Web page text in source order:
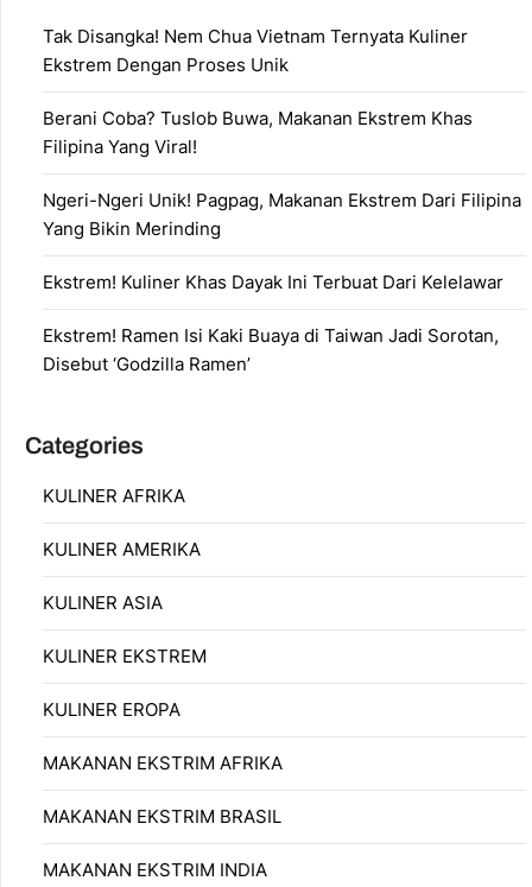
Tak Disangka! Nem Chua Vietnam Ternyata Kuliner
Ekstrem Dengan Proses Unik
Berani Coba? Tuslob Buwa, Makanan Ekstrem Khas
Filipina Yang Viral!
Ngeri-Ngeri Unik! Pagpag, Makanan Ekstrem Dari Filipina
Yang Bikin Merinding
Ekstrem! Kuliner Khas Dayak Ini Terbuat Dari Kelelawar
Ekstrem! Ramen Isi Kaki Buaya di Taiwan Jadi Sorotan,
Disebut ‘Godzilla Ramen’
Categories
KULINER AFRIKA
KULINER AMERIKA
KULINER ASIA
KULINER EKSTREM
KULINER EROPA
MAKANAN EKSTRIM AFRIKA
MAKANAN EKSTRIM BRASIL
MAKANAN EKSTRIM INDIA